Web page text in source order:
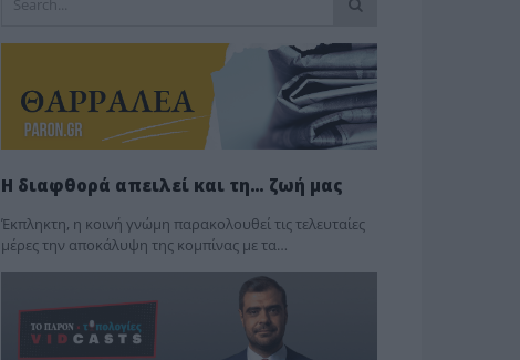
Η διαφθορά απειλεί και τη… ζωή μας
Έκπληκτη, η κοινή γνώμη παρακολουθεί τις τελευταίες
μέρες την αποκάλυψη της κο­μπίνας με τα…